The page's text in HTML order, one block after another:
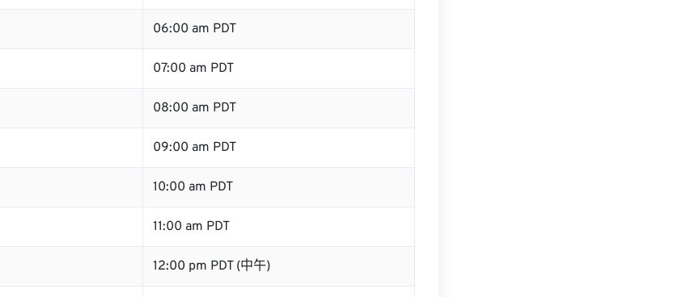
06:00 am PDT
07:00 am PDT
08:00 am PDT
09:00 am PDT
10:00 am PDT
11:00 am PDT
12:00 pm PDT (中午)